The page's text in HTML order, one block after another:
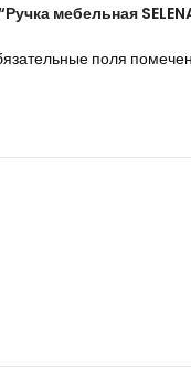
мебельная
поля